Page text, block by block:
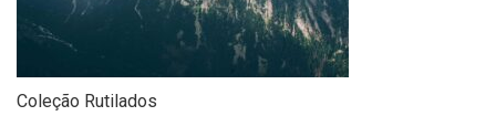
Coleção Rutilados